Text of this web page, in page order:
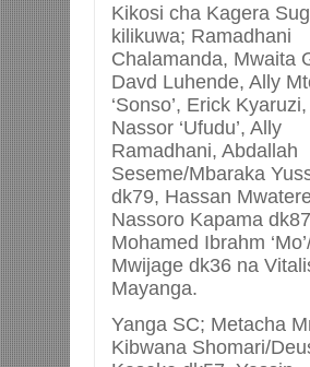
Kikosi cha Kagera
kilikuwa; Ramadhani
Chalamanda, Mwaita
Davd Luhende, Ally
‘Sonso’, Erick
Nassor ‘Ufudu’, Ally
Ramadhani, Abdallah
Seseme/Mbaraka
dk79, Hassan
Nassoro Kapama
Mohamed Ibrahm
Mwijage dk36 na
Mayanga.
Yanga SC; Metacha
Kibwana Shomari/